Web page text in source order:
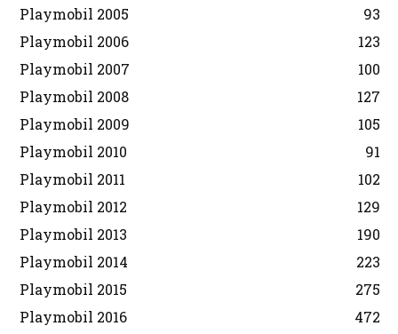
Playmobil 2005
93
Playmobil 2006
123
Playmobil 2007
100
Playmobil 2008
127
Playmobil 2009
105
Playmobil 2010
91
Playmobil 2011
102
Playmobil 2012
129
Playmobil 2013
190
Playmobil 2014
223
Playmobil 2015
275
Playmobil 2016
472